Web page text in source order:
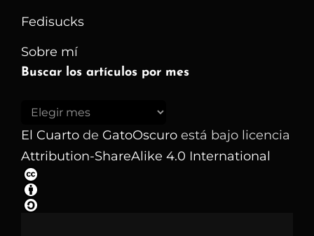
Fedisucks
Sobre mí
Buscar los artículos por mes
Buscar
los
artículos
por
mes
El Cuarto de GatoOscuro está bajo licencia
Attribution-ShareAlike 4.0 International